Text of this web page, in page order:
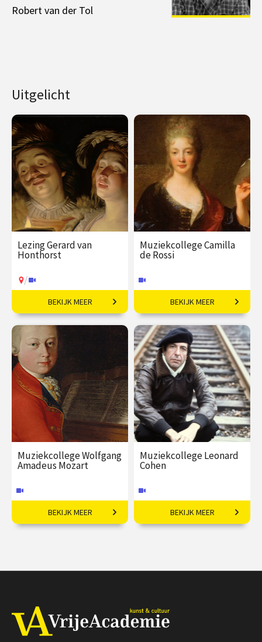
Robert van der Tol
Uitgelicht
Lezing Gerard van
Honthorst
/
In alles anders dan
Rembrandt.
€ 19,50
/ Op locatie of online
BEKIJK MEER
Muziekcollege Camilla
de Rossi
Mysterieuze componist
uit de Weense barok.
€ 35,00
vanaf 23
sep
Online
BEKIJK MEER
Muziekcollege Wolfgang
Amadeus Mozart
Een muzikaal talent.
aug
BEKIJK MEER
Muziekcollege Leonard
Cohen
Van Suzanne tot You Want
it Darker
feb
BEKIJK MEER